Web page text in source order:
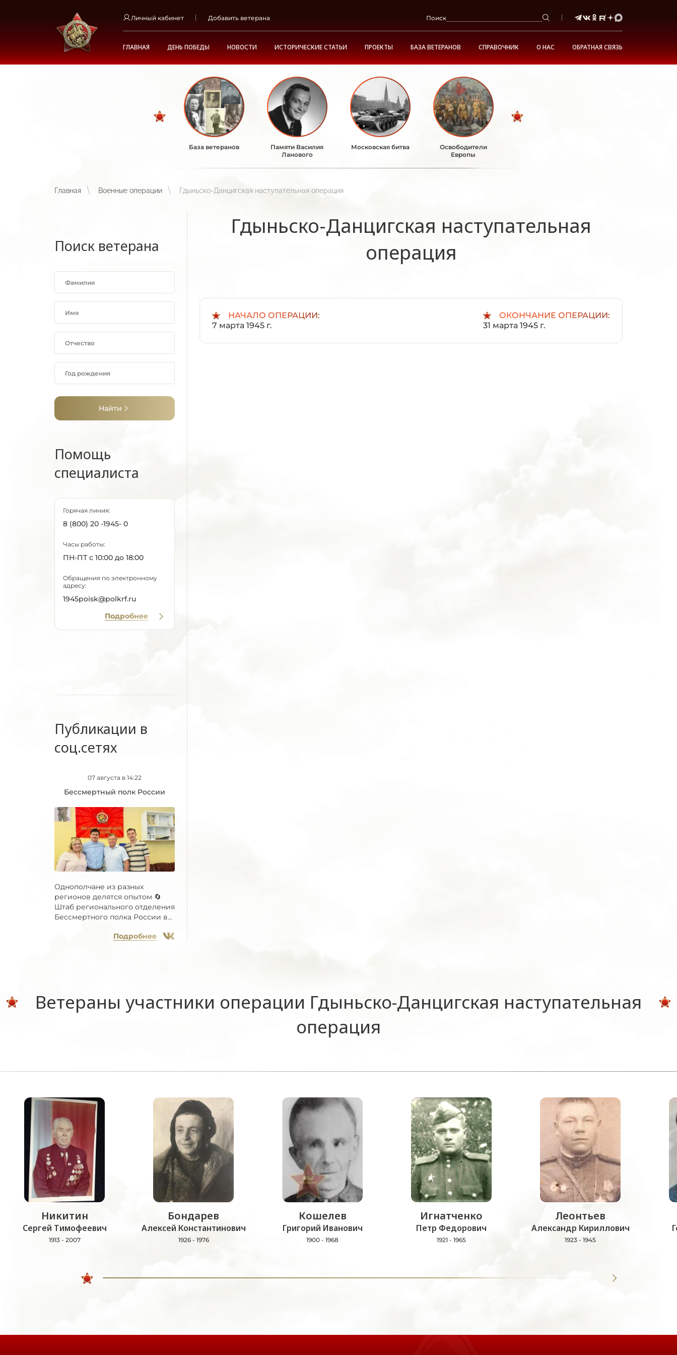
Личный кабинет Добавить ветерана Поиск
ГЛАВНАЯ ДЕНЬ ПОБЕДЫ НОВОСТИ ИСТОРИЧЕСКИЕ СТАТЬИ ПРОЕКТЫ БАЗА ВЕТЕРАНОВ СПРАВОЧНИК О НАС ОБРАТНАЯ СВЯЗЬ
База ветеранов
Памяти Василия
Ланового
Московская битва
Освободители
Европы
Главная Военные операции Гдыньско-Данцигская наступательная операция
Поиск ветерана
Найти
Помощь
специалиста
Горячая линия:
8 (800) 20 -1945- 0
Часы работы:
ПН-ПТ с 10:00 до 18:00
Обращения по электронному
адресу:
1945poisk@polkrf.ru
Подробнее
Публикации в
соц.сетях
07 августа в 14:22
Бессмертный полк России
Однополчане из разных
регионов делятся опытом 🔄
Штаб регионального отделения
Бессмертного полка России в...
Подробнее
Гдыньско-Данцигская наступательная
операция
НАЧАЛО ОПЕРАЦИИ:
7 марта 1945 г.
ОКОНЧАНИЕ ОПЕРАЦИИ:
31 марта 1945 г.
Ветераны участники операции Гдыньско-Данцигская наступательная
операция
Никитин
Сергей Тимофеевич
1913 - 2007
Бондарев
Алексей Константинович
1926 - 1976
Кошелев
Григорий Иванович
1900 - 1968
Игнатченко
Петр Федорович
1921 - 1965
Леонтьев
Александр Кириллович
1923 - 1945